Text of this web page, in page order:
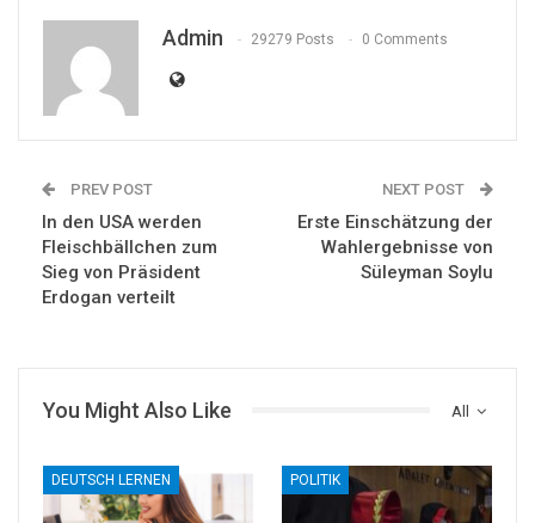
Admin 29279 Posts 0 Comments
PREV POST
In den USA werden
Fleischbällchen zum
Sieg von Präsident
Erdogan verteilt
NEXT POST
Erste Einschätzung der
Wahlergebnisse von
Süleyman Soylu
All
You Might Also Like
DEUTSCH LERNEN POLITIK